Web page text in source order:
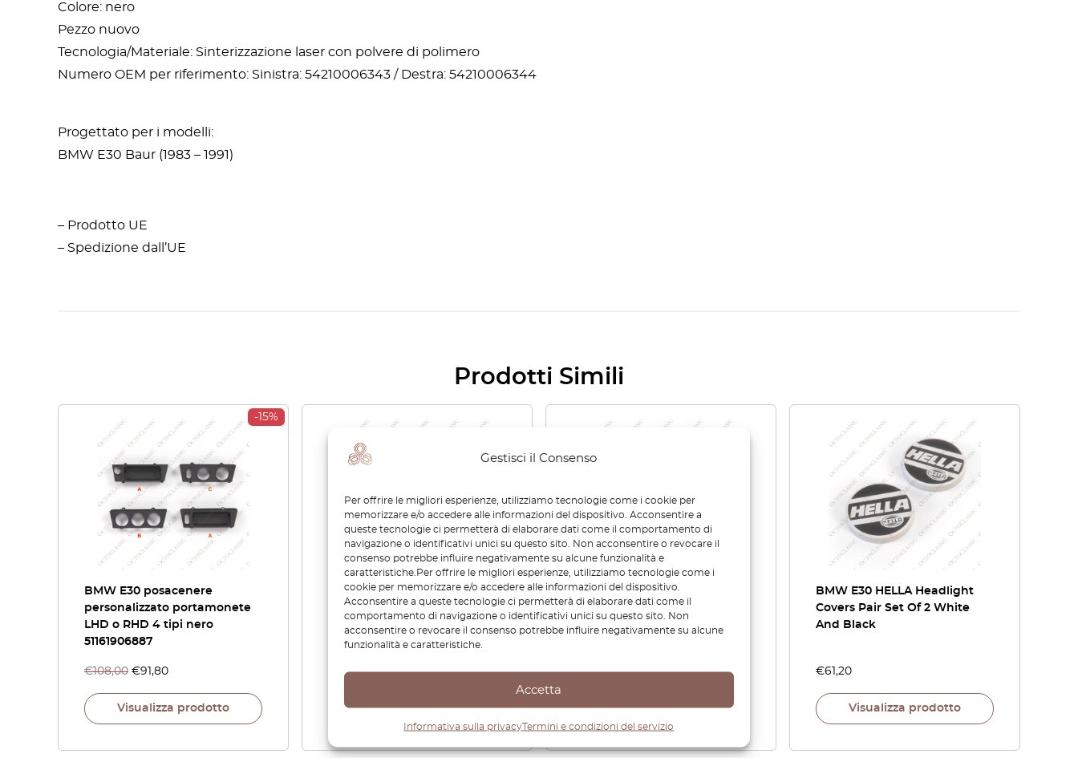
Gestisci il Consenso
Per offrire le migliori esperienze, utilizziamo tecnologie come i cookie per
memorizzare e/o accedere alle informazioni del dispositivo. Acconsentire a
queste tecnologie ci permetterà di elaborare dati come il comportamento di
navigazione o identificativi unici su questo sito. Non acconsentire o revocare il
consenso potrebbe influire negativamente su alcune funzionalità e
caratteristiche.Per offrire le migliori esperienze, utilizziamo tecnologie come i
cookie per memorizzare e/o accedere alle informazioni del dispositivo.
Acconsentire a queste tecnologie ci permetterà di elaborare dati come il
comportamento di navigazione o identificativi unici su questo sito. Non
acconsentire o revocare il consenso potrebbe influire negativamente su alcune
funzionalità e caratteristiche.
Accetta
Informativa sulla privacyTermini e condizioni del servizio
Colore: nero
Pezzo nuovo
Tecnologia/Materiale: Sinterizzazione laser con polvere di polimero
Numero OEM per riferimento: Sinistra: 54210006343 / Destra: 54210006344
Progettato per i modelli:
BMW E30 Baur (1983 – 1991)
– Prodotto UE
– Spedizione dall’UE
Prodotti Simili
-15%
BMW E30 posacenere
personalizzato portamonete
LHD o RHD 4 tipi nero
51161906887
€108,00 €91,80
Visualizza prodotto
BMW E30 Cold Air Headligt X
Honeycomb Black
81,60
Visualizza prodotto
BMW E30 Ellipsoid Headlight
Adjuster Screw Repair Kit Set
Black 63121385397
€34,80
Visualizza prodotto
BMW E30 HELLA Headlight
Covers Pair Set Of 2 White
And Black
€61,20
Visualizza prodotto